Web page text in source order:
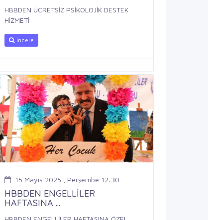
HBBDEN ÜCRETSİZ PSİKOLOJİK DESTEK
HİZMETİ
İncele
15 Mayıs 2025 , Perşembe 12:30
HBBDEN ENGELLİLER
HAFTASINA ...